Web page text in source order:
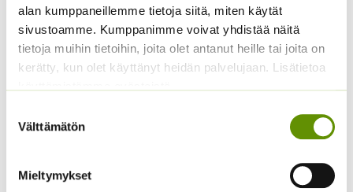
alan kumppaneillemme tietoja siitä, miten käytät
sivustoamme. Kumppanimme voivat yhdistää näitä
tietoja muihin tietoihin, joita olet antanut heille tai joita on
kerätty, kun olet käyttänyt heidän palvelujaan. Lisätietoa
valinta
Välttämätön
Mieltymykset
Jänönhäntä ’Bunny
Sisältää arvonlisäveron